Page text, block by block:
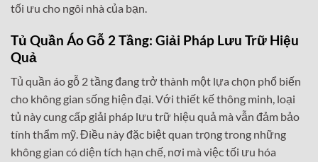
tối ưu cho ngôi nhà của bạn.
Tủ Quần Áo Gỗ 2 Tầng: Giải Pháp Lưu Trữ Hiệu
Quả
Tủ quần áo gỗ 2 tầng đang trở thành một lựa chọn phổ biến
cho không gian sống hiện đại. Với thiết kế thông minh, loại
tủ này cung cấp giải pháp lưu trữ hiệu quả mà vẫn đảm bảo
tính thẩm mỹ. Điều này đặc biệt quan trọng trong những
không gian có diện tích hạn chế, nơi mà việc tối ưu hóa